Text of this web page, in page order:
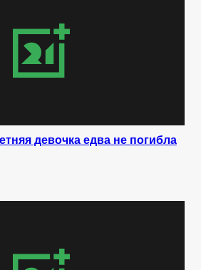
девочка едва не погибла